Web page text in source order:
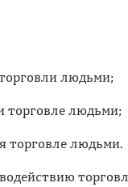
людьми;
торговле людьми;
торговле людьми.